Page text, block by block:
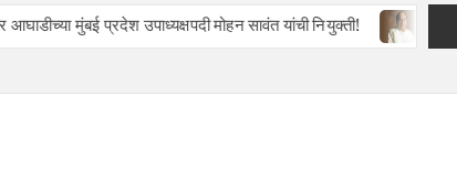
प्रदेश उपाध्यक्षपदी मोहन सावंत यांची नियुक्ती! माजी राज्यपाल,